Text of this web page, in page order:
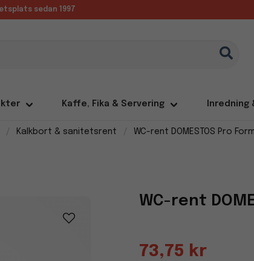
sedan 1997
Kaffe, Fika & Servering Inredning
Kalkbort & sanitetsrent WC-rent DOMESTOS Pro
WC-rent
73,75 kr